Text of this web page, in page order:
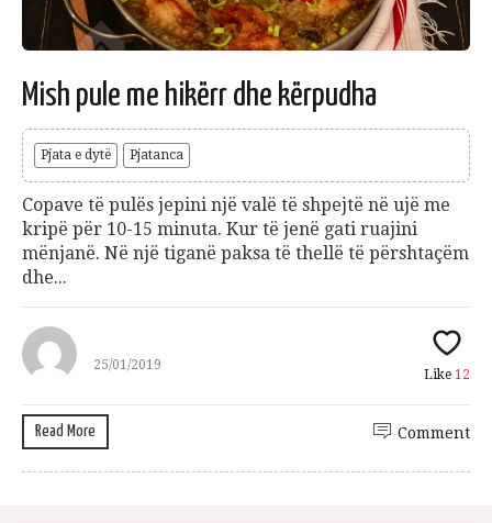
Mish pule me hikërr dhe kërpudha
Pjata e dytë Pjatanca
Copave të pulës jepini një valë të shpejtë në ujë me
kripë për 10-15 minuta. Kur të jenë gati ruajini
mënjanë. Në një tiganë paksa të thellë të përshtaçëm
dhe...
25/01/2019
Like 12
Read More Comment